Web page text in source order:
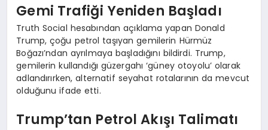
Gemi Trafiği Yeniden Başladı
Truth Social hesabından açıklama yapan Donald
Trump, çoğu petrol taşıyan gemilerin Hürmüz
Boğazı’ndan ayrılmaya başladığını bildirdi. Trump,
gemilerin kullandığı güzergahı ‘güney otoyolu’ olarak
adlandırırken, alternatif seyahat rotalarının da mevcut
olduğunu ifade etti.
Trump’tan Petrol Akışı Talimatı